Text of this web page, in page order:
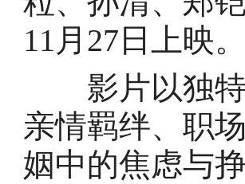
11⽉27⽇上映。
影片以独特
亲情羁绊、职
姻中的焦虑与